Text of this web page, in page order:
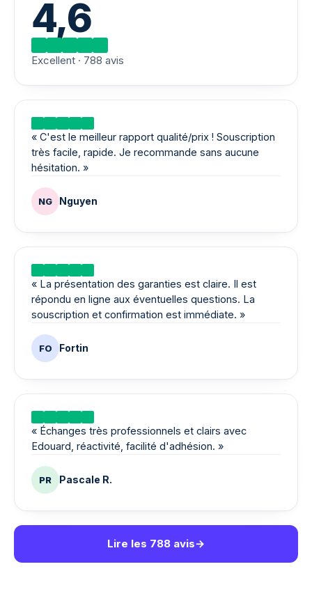
4,6
Excellent · 788 avis
Lire sur Trustpilot
« C'est le meilleur rapport qualité/prix ! Souscription
très facile, rapide. Je recommande sans aucune
hésitation. »
NG Nguyen
Lire sur Trustpilot
« La présentation des garanties est claire. Il est
répondu en ligne aux éventuelles questions. La
souscription et confirmation est immédiate. »
FO Fortin
Lire sur Trustpilot
« Échanges très professionnels et clairs avec
Edouard, réactivité, facilité d'adhésion. »
PR Pascale R.
Lire les 788 avis→